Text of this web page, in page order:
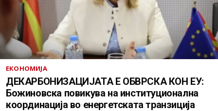
ЕКОНОМИЈА
ДЕКАРБОНИЗАЦИЈАТА Е ОБВРСКА КОН ЕУ:
Божиновска повикува на институционална
координација во енергетската транзиција